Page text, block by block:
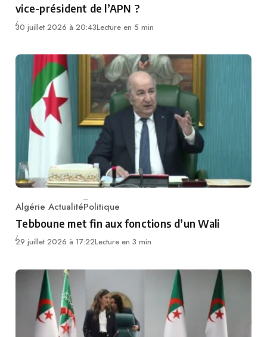
vice-président de l’APN ?
30 juillet 2026 à 20:43Lecture en 5 min
Category
Algérie ActualitéPolitique
Tebboune met fin aux fonctions d’un Wali
29 juillet 2026 à 17:22Lecture en 3 min